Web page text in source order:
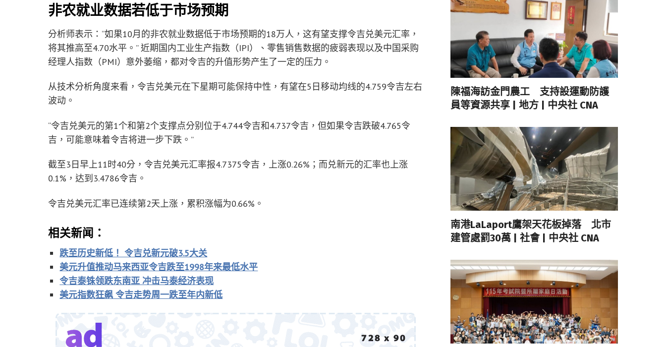
非农就业数据若低于市场预期
分析师表示：“如果10月的非农就业数据低于市场预期的18万人，这有望支撑令吉兑美元汇率，
将其推高至4.70水平。” 近期国内工业生产指数（IPI）、零售销售数据的疲弱表现以及中国采购
经理人指数（PMI）意外萎缩，都对令吉的升值形势产生了一定的压力。
从技术分析角度来看，令吉兑美元在下星期可能保持中性，有望在5日移动均线的4.759令吉左右
波动。
“令吉兑美元的第1个和第2个支撑点分别位于4.744令吉和4.737令吉，但如果令吉跌破4.765令
吉，可能意味着令吉将进一步下跌。”
截至3日早上11时40分，令吉兑美元汇率报4.7375令吉，上涨0.26%；而兑新元的汇率也上涨
0.1%，达到3.4786令吉。
令吉兑美元汇率已连续第2天上涨，累积涨幅为0.66%。
相关新闻：
跌至历史新低！ 令吉兑新元破3.5大关
美元升值推动马来西亚令吉跌至1998年来最低水平
令吉泰铢领跌东南亚 冲击马泰经济表现
美元指数狂飙 令吉走势周一跌至年内新低
陳福海訪金門農工 支持設運動防護
員等資源共享 | 地方 | 中央社 CNA
南港LaLaport鷹架天花板掉落 北市
建管處罰30萬 | 社會 | 中央社 CNA